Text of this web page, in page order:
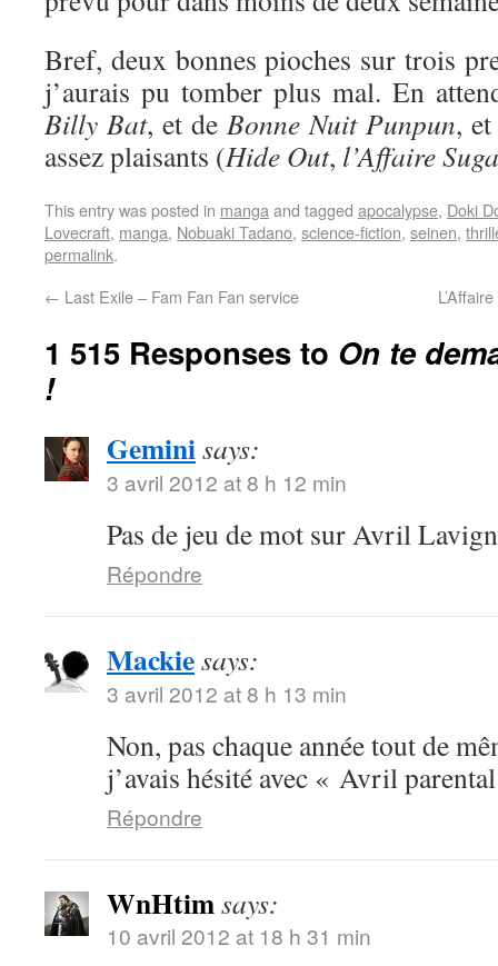
Bref, deux bonnes pioches sur trois
j’aurais pu tomber plus mal. En
Billy Bat, et de Bonne Nuit Punpun,
assez plaisants (Hide Out, l’Affaire
This entry was posted in manga and tagged apocalypse, Doki
Lovecraft, manga, Nobuaki Tadano, science-fiction, seinen,
permalink.
← Last Exile – Fam Fan Fan service
1 515 Responses to On te
!
Geminisays:
3 avril 2012 at 8 h 12 min
Pas de jeu de mot sur Avril
Répondre
Mackiesays:
3 avril 2012 at 8 h 13 min
Non, pas chaque année tout de
j’avais hésité avec « Avril
Répondre
WnHtimsays:
10 avril 2012 at 18 h 31 min